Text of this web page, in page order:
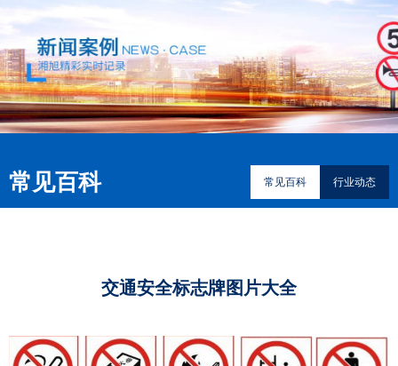
常见百科 常见百科 行业动态
交通安全标志牌图片大全